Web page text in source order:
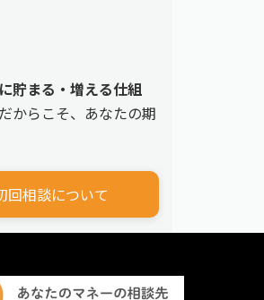
に貯まる・増える仕組
からこそ、あなたの期
回相談について